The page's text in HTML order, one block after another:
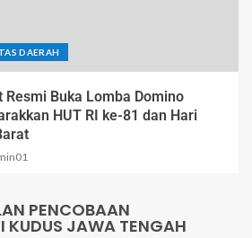
DAERAH
Buka Lomba Domino
HUT RI ke-81 dan Hari
PENCOBAAN
KUDUS JAWA TENGAH